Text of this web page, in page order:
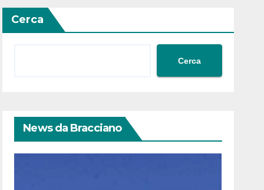
Cerca
Cerca
News da Bracciano